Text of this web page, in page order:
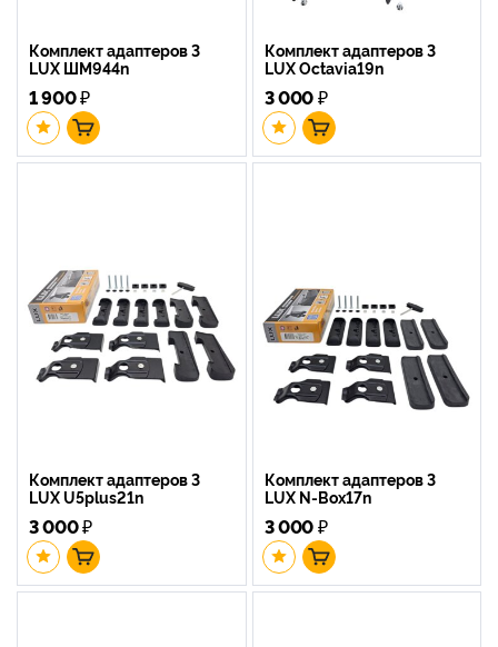
Комплект адаптеров 3
LUX ШМ944n
1 900₽
Комплект адаптеров 3
LUX Octavia19n
3 000₽
Комплект адаптеров 3
LUX U5plus21n
3 000₽
Комплект адаптеров 3
LUX N-Box17n
3 000₽